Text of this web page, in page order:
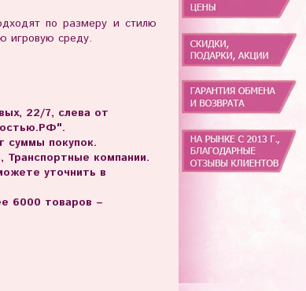
по размеру и стилю
игровую среду.
22/7, слева от
суммы покупок.
компании.
уточнить в
6000 товаров –